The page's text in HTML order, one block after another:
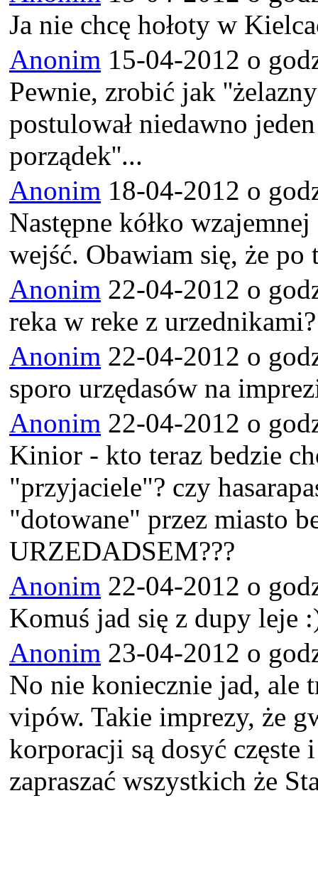
Ja nie chcę hołoty w
Anonim 15-04-2012 o
Pewnie, zrobić jak
postulował niedawno
porządek''...
Anonim 18-04-2012 o
Następne kółko
wejść. Obawiam się, że
Anonim 22-04-2012 o
reka w reke z
Anonim 22-04-2012 o
sporo urzędasów na
Anonim 22-04-2012 o
Kinior - kto teraz bedzie
"przyjaciele"? czy
"dotowane" przez miasto
URZEDADSEM???
Anonim 22-04-2012 o
Komuś jad się z dupy leje
Anonim 23-04-2012 o
No nie koniecznie jad, ale
vipów. Takie imprezy, że
korporacji są dosyć częste
zapraszać wszystkich że